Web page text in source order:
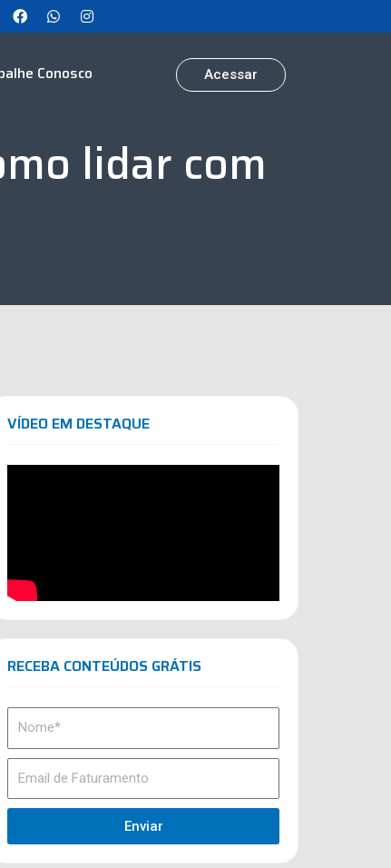
Conosco Acessar
lidar com
VÍDEO EM DESTAQUE
RECEBA CONTEÚDOS GRÁTIS
Enviar